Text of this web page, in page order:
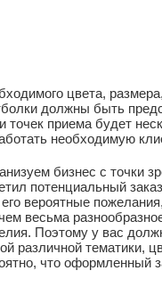
цвета,
должны быть
точек приема будет
необходимую
бизнес с точки
потенциальный
вероятные
весьма
Поэтому у вас
различной тематики,
что оформленный